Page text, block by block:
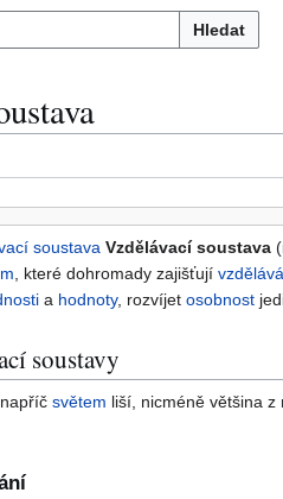
Hledat
soustava Vzdělávací soustava
, které dohromady zajišťují
a hodnoty, rozvíjet osobnost
soustavy
světem liší, nicméně většina